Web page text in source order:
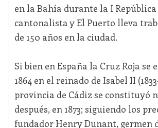
en la Bahía durante la I
cantonalista y El Puerto lleva
de 150 años en la ciudad.
Si bien en España la Cruz Roja se
1864 en el reinado de Isabel II
provincia de Cádiz se constituyó
después, en 1873; siguiendo los
fundador Henry Dunant, germen